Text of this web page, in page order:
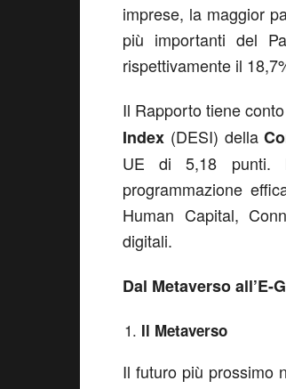
imprese, la maggior
più importanti del
rispettivamente il
Il Rapporto tiene
Index (DESI) della
UE di 5,18 punti.
programmazione
Human Capital,
digitali.
Dal Metaverso
Il Metaverso
Il futuro più prossimo